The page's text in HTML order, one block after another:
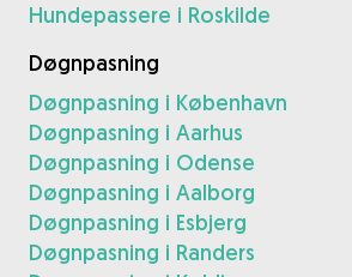
Hundepassere i Roskilde
Døgnpasning
Døgnpasning i København
Døgnpasning i Aarhus
Døgnpasning i Odense
Døgnpasning i Aalborg
Døgnpasning i Esbjerg
Døgnpasning i Randers